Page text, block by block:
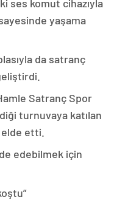
ses komut cihazıyla
yaşama
da satranç
Satranç Spor
turnuvaya katılan
etti.
edebilmek için